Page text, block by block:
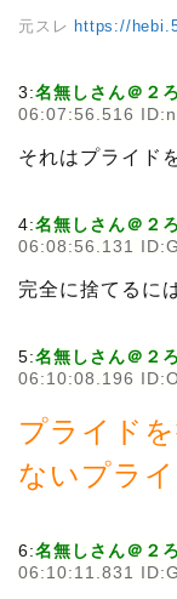
元スレ https://
3:名無しさん＠２
06:07:56.516
それはプライド
4:名無しさん＠２
06:08:56.131
完全に捨てるに
5:名無しさん＠２
06:10:08.196
プライド
ないプラ
6:名無しさん＠２
06:10:11.831